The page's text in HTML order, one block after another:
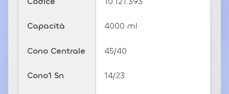
Capacità 4000 ml
Cono Centrale 45/40
Cono1 Sn 14/23